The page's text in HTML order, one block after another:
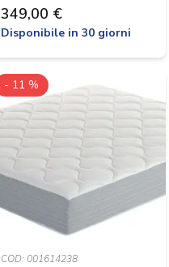
349,00 €
Disponibile in 30 giorni
COD: 001614238
- 11 %